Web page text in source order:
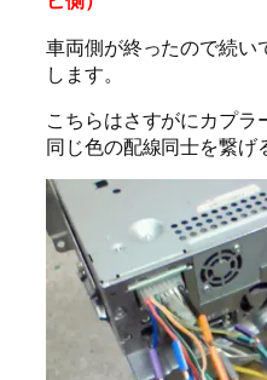
車両側が終ったので続い
します。
こちらはさすがにカプラ
同じ色の配線同士を繋げ